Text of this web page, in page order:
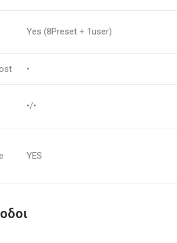
Yes (8Preset + 1user)
•
•/•
YES